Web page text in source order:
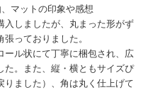
マットの印象や感想
入しましたが、丸まった形がず
っておりました。
ル状にて丁寧に梱包され、広
。また、縦・横ともサイズぴ
りました）、角は丸く仕上げて